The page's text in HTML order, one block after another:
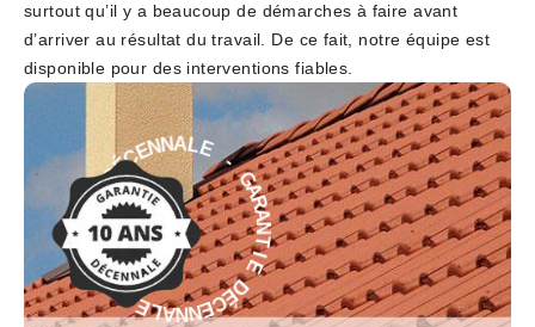
surtout qu’il y a beaucoup de démarches à faire avant
d’arriver au résultat du travail. De ce fait, notre équipe est
disponible pour des interventions fiables.
G
A
R
A
N
T
I
E
D
É
C
E
NNALE - GAR
A
N
T
I
E
D
É
C
E
N
N
A
L
E
-